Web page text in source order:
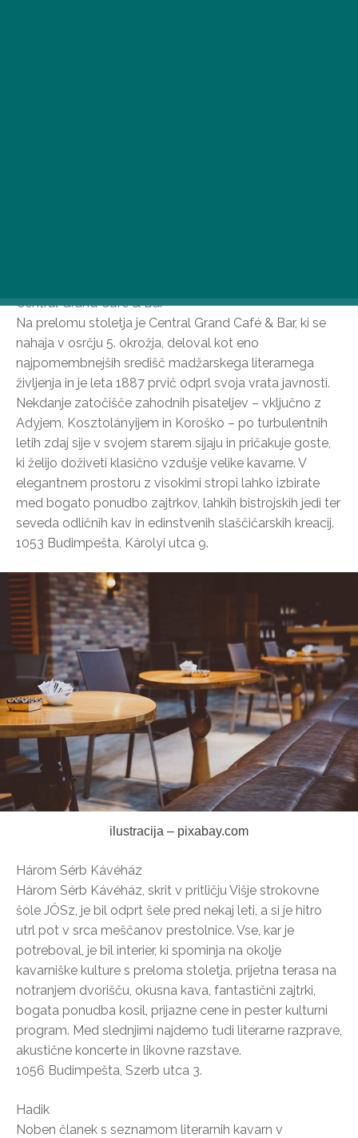
Central Grand Café & Bar
Na prelomu stoletja je Central Grand Café & Bar, ki se
nahaja v osrčju 5. okrožja, deloval kot eno
najpomembnejših središč madžarskega literarnega
življenja in je leta 1887 prvič odprl svoja vrata javnosti.
Nekdanje zatočišče zahodnih pisateljev – vključno z
Adyjem, Kosztolányijem in Koroško – po turbulentnih
letih zdaj sije v svojem starem sijaju in pričakuje goste,
ki želijo doživeti klasično vzdušje velike kavarne. V
elegantnem prostoru z visokimi stropi lahko izbirate
med bogato ponudbo zajtrkov, lahkih bistrojskih jedi ter
seveda odličnih kav in edinstvenih slaščičarskih kreacij.
1053 Budimpešta, Károlyi utca 9.
ilustracija – pixabay.com
Három Sérb Kávéház
Három Sérb Kávéház, skrit v pritličju Višje strokovne
šole JÖSz, je bil odprt šele pred nekaj leti, a si je hitro
utrl pot v srca meščanov prestolnice. Vse, kar je
potreboval, je bil interier, ki spominja na okolje
kavarniške kulture s preloma stoletja, prijetna terasa na
notranjem dvorišču, okusna kava, fantastični zajtrki,
bogata ponudba kosil, prijazne cene in pester kulturni
program. Med slednjimi najdemo tudi literarne razprave,
akustične koncerte in likovne razstave.
1056 Budimpešta, Szerb utca 3.
Hadik
Noben članek s seznamom literarnih kavarn v